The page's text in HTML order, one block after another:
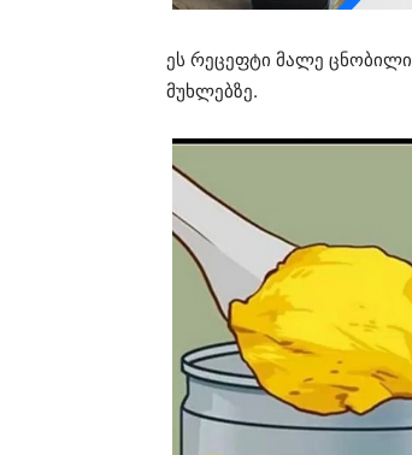
ეს რეცეფტი მალე
მუხლებზე.